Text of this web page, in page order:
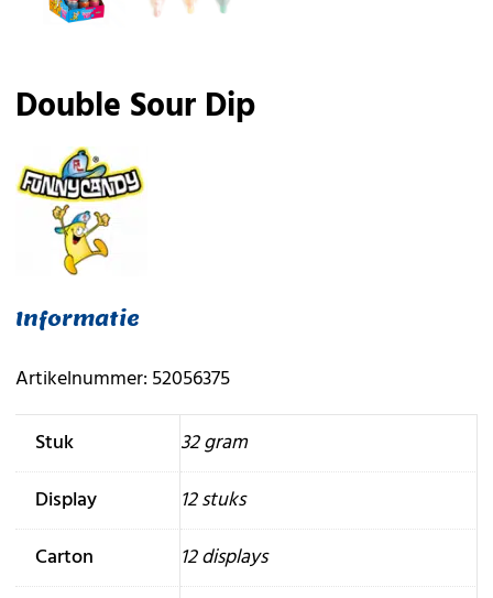
Double Sour Dip
Informatie
Artikelnummer: 52056375
Stuk
32 gram
Display
12 stuks
Carton
12 displays